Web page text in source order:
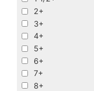
2+
3+
4+
5+
6+
7+
8+